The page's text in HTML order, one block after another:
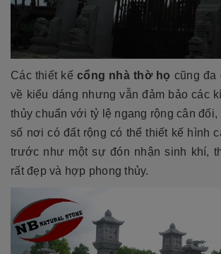
Các thiết kếcổng nhà thờ họ cũng đa
về kiểu dáng nhưng vẫn đảm bảo các
thủy chuẩn với tỷ lệ ngang rộng cân đối,
số nơi có đất rộng có thể thiết kế hình
trước như một sự đón nhận sinh khí,
rất đẹp và hợp phong thủy.